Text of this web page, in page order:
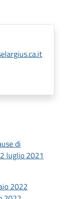
di
luglio 2021
2022